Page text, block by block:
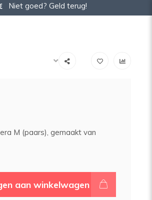
Niet goed? Geld terug!
M (paars), gemaakt van
aan winkelwagen